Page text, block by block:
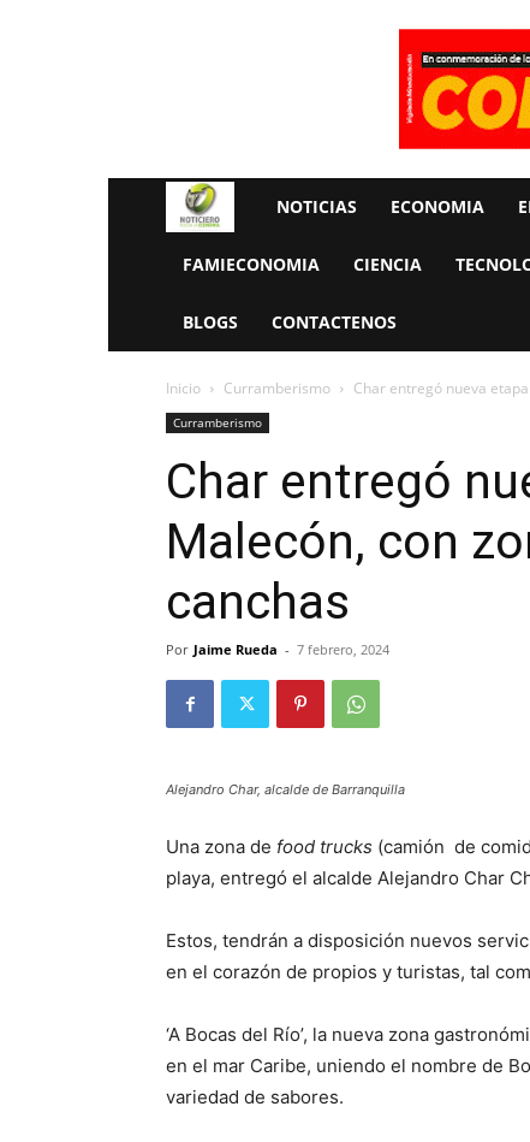
Rueda
La
Economia
NOTICIAS ECONOMIA
FAMIECONOMIA CIENCIA
BLOGS CONTACTENOS
Inicio Curramberismo Char entregó nueva
Curramberismo
Char entregó
Malecón, con
canchas
Por Jaime Rueda - 7 febrero, 2024
Alejandro Char, alcalde de Barranquilla
Una zona de food trucks (camión de
playa, entregó el alcalde Alejandro Char
Estos, tendrán a disposición nuevos
en el corazón de propios y turistas, tal
‘A Bocas del Río’, la nueva zona
en el mar Caribe, uniendo el nombre de
variedad de sabores.